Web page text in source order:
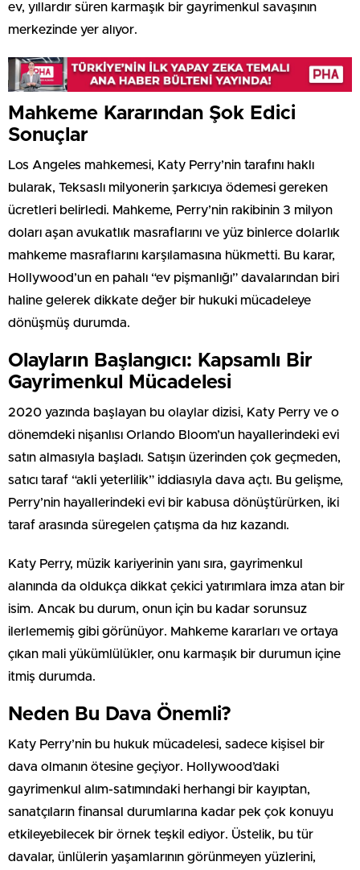
ev, yıllardır süren karmaşık bir gayrimenkul savaşının
merkezinde yer alıyor.
Mahkeme Kararından Şok Edici
Sonuçlar
Los Angeles mahkemesi, Katy Perry’nin tarafını haklı
bularak, Teksaslı milyonerin şarkıcıya ödemesi gereken
ücretleri belirledi. Mahkeme, Perry’nin rakibinin 3 milyon
doları aşan avukatlık masraflarını ve yüz binlerce dolarlık
mahkeme masraflarını karşılamasına hükmetti. Bu karar,
Hollywood’un en pahalı “ev pişmanlığı” davalarından biri
haline gelerek dikkate değer bir hukuki mücadeleye
dönüşmüş durumda.
Olayların Başlangıcı: Kapsamlı Bir
Gayrimenkul Mücadelesi
2020 yazında başlayan bu olaylar dizisi, Katy Perry ve o
dönemdeki nişanlısı Orlando Bloom’un hayallerindeki evi
satın almasıyla başladı. Satışın üzerinden çok geçmeden,
satıcı taraf “akli yeterlilik” iddiasıyla dava açtı. Bu gelişme,
Perry’nin hayallerindeki evi bir kabusa dönüştürürken, iki
taraf arasında süregelen çatışma da hız kazandı.
Katy Perry, müzik kariyerinin yanı sıra, gayrimenkul
alanında da oldukça dikkat çekici yatırımlara imza atan bir
isim. Ancak bu durum, onun için bu kadar sorunsuz
ilerlememiş gibi görünüyor. Mahkeme kararları ve ortaya
çıkan mali yükümlülükler, onu karmaşık bir durumun içine
itmiş durumda.
Neden Bu Dava Önemli?
Katy Perry’nin bu hukuk mücadelesi, sadece kişisel bir
dava olmanın ötesine geçiyor. Hollywood’daki
gayrimenkul alım-satımındaki herhangi bir kayıptan,
sanatçıların finansal durumlarına kadar pek çok konuyu
etkileyebilecek bir örnek teşkil ediyor. Üstelik, bu tür
davalar, ünlülerin yaşamlarının görünmeyen yüzlerini,